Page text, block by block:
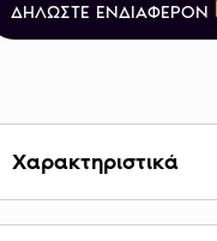
ΔΗΛΩΣΤΕ ΕΝΔΙΑΦΕΡΟΝ
Χαρακτηριστικά
Βάρος 3,1662 g